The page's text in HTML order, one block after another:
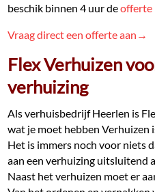
beschik binnen 4 uur deofferte
Vraag direct een offerte aan→
Flex Verhuizen
verhuizing
Als verhuisbedrijf Heerlen is
wat je moet hebben Verhuizen
Het is immers noch voor niets
aan een verhuizing uitsluitend
Naast het verhuizen moet er